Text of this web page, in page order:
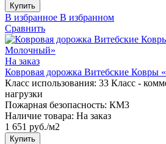
Купить
В избранное В избранном
Сравнить
На заказ
Ковровая дорожка Витебские Ковры
Класс использования: 33 Класс -
нагрузки
Пожарная безопасность: КМ3
Наличие товара: На заказ
1 651 руб./м2
Купить